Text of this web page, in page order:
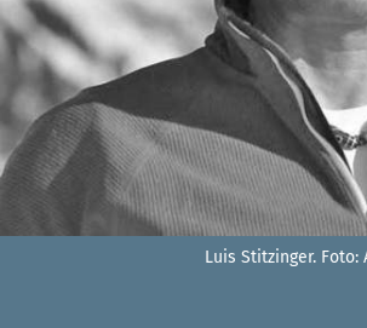
Luis Stitzinger. Foto: